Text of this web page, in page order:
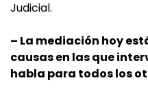
Judicial.
– La mediación hoy
causas en las que
habla para todos los